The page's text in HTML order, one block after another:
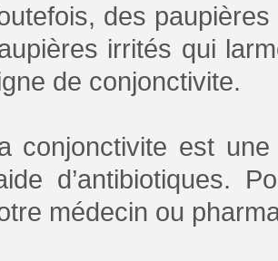
des
irrités qui
de conjonctivite.
conjonctivite est
d’antibiotiques.
médecin ou